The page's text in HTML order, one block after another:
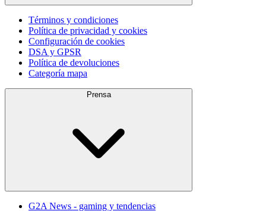
Términos y condiciones
Política de privacidad y cookies
Configuración de cookies
DSA y GPSR
Política de devoluciones
Categoría mapa
Prensa
G2A News - gaming y tendencias